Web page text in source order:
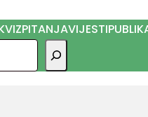
PITANJAVIJESTI